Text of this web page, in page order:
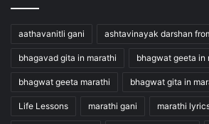
aathavanitli gani ashtavinayak darshan
bhagavad gita in marathi bhagwat geeta in
bhagwat geeta marathi bhagwat gita in
Life Lessons marathi gani marathi